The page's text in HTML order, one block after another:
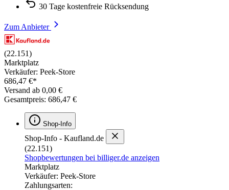
30 Tage kostenfreie Rücksendung
Zum Anbieter
(22.151)
Marktplatz
Verkäufer: Peek-Store
686,47 €*
Versand ab 0,00 €
Gesamtpreis: 686,47 €
Shop-Info
Shop-Info - Kaufland.de
(22.151)
Shopbewertungen bei billiger.de anzeigen
Marktplatz
Verkäufer: Peek-Store
Zahlungsarten: